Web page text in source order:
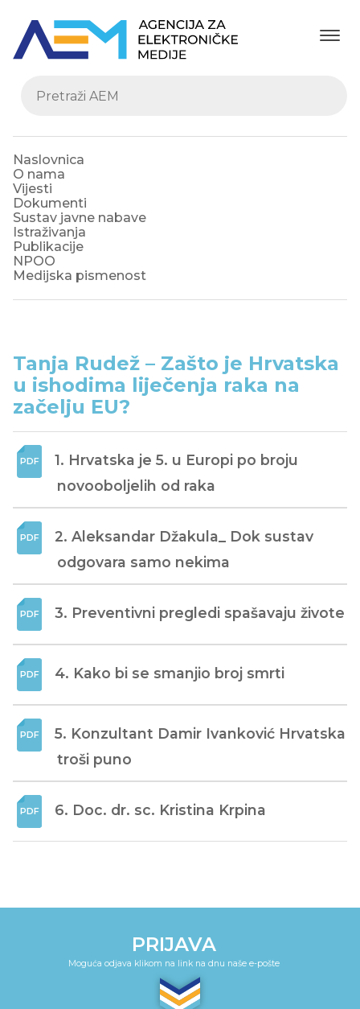
Naslovnica
O nama
Vijesti
Dokumenti
Sustav javne nabave
Istraživanja
Publikacije
NPOO
Medijska pismenost
Tanja Rudež – Zašto je Hrvatska
u ishodima liječenja raka na
začelju EU?
1. Hrvatska je 5. u Europi po broju
novooboljelih od raka
2. Aleksandar Džakula_ Dok sustav
odgovara samo nekima
3. Preventivni pregledi spašavaju živote
4. Kako bi se smanjio broj smrti
5. Konzultant Damir Ivanković Hrvatska
troši puno
6. Doc. dr. sc. Kristina Krpina
PRIJAVA
Moguća odjava klikom na link na dnu naše e-pošte